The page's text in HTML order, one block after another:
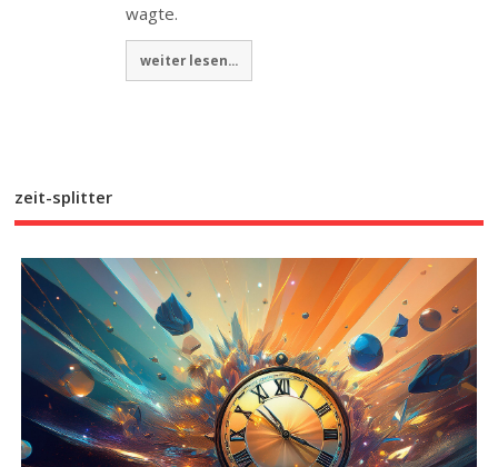
wagte.
weiter lesen...
zeit-splitter